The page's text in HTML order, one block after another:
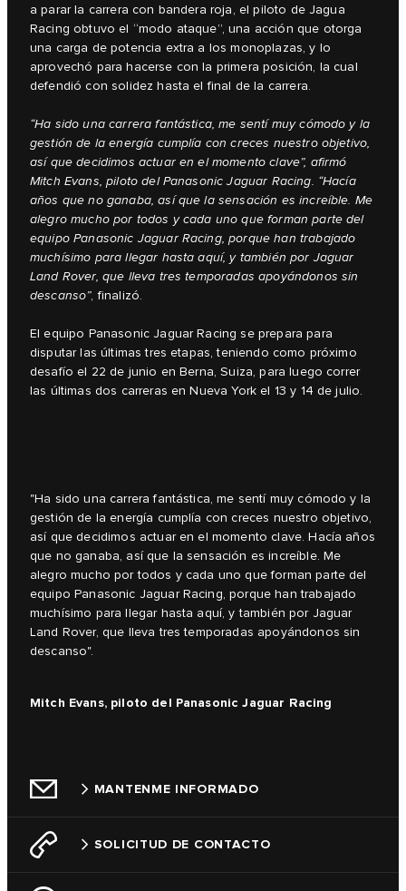
a parar la carrera con bandera roja, el piloto de Jagua
Racing obtuvo el “modo ataque”, una acción que otorga
una carga de potencia extra a los monoplazas, y lo
aprovechó para hacerse con la primera posición, la cual
defendió con solidez hasta el final de la carrera.
“Ha sido una carrera fantástica, me sentí muy cómodo y la
gestión de la energía cumplía con creces nuestro objetivo,
así que decidimos actuar en el momento clave”, afirmó
Mitch Evans, piloto del Panasonic Jaguar Racing. “Hacía
años que no ganaba, así que la sensación es increíble. Me
alegro mucho por todos y cada uno que forman parte del
equipo Panasonic Jaguar Racing, porque han trabajado
muchísimo para llegar hasta aquí, y también por Jaguar
Land Rover, que lleva tres temporadas apoyándonos sin
descanso”, finalizó.
El equipo Panasonic Jaguar Racing se prepara para
disputar las últimas tres etapas, teniendo como próximo
desafío el 22 de junio en Berna, Suiza, para luego correr
las últimas dos carreras en Nueva York el 13 y 14 de julio.
"Ha sido una carrera fantástica, me sentí muy cómodo y la
gestión de la energía cumplía con creces nuestro objetivo,
así que decidimos actuar en el momento clave. Hacía años
que no ganaba, así que la sensación es increíble. Me
alegro mucho por todos y cada uno que forman parte del
equipo Panasonic Jaguar Racing, porque han trabajado
muchísimo para llegar hasta aquí, y también por Jaguar
Land Rover, que lleva tres temporadas apoyándonos sin
descanso".
Mitch Evans, piloto del Panasonic Jaguar Racing
MANTENME INFORMADO
SOLICITUD DE CONTACTO